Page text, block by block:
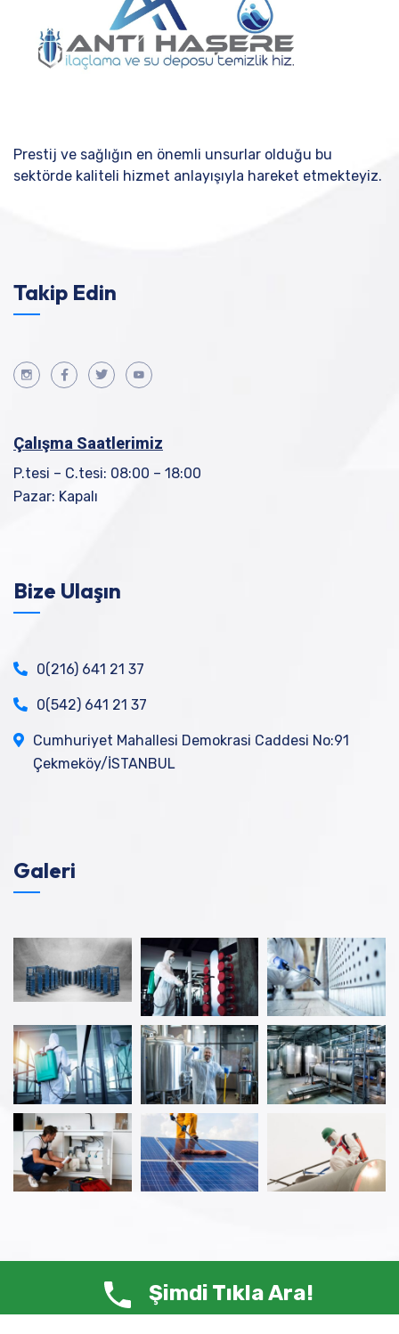
Prestij ve sağlığın en önemli unsurlar olduğu bu
sektörde kaliteli hizmet anlayışıyla hareket etmekteyiz.
Takip Edin
Çalışma Saatlerimiz
P.tesi – C.tesi: 08:00 – 18:00
Pazar: Kapalı
Bize Ulaşın
0(216) 641 21 37
0(542) 641 21 37
Cumhuriyet Mahallesi Demokrasi Caddesi No:91
Çekmeköy/İSTANBUL
Galeri
© Copyright 2025 ANTİ HAŞERE – Tüm Hakları Saklıdır.
Şimdi Tıkla Ara!